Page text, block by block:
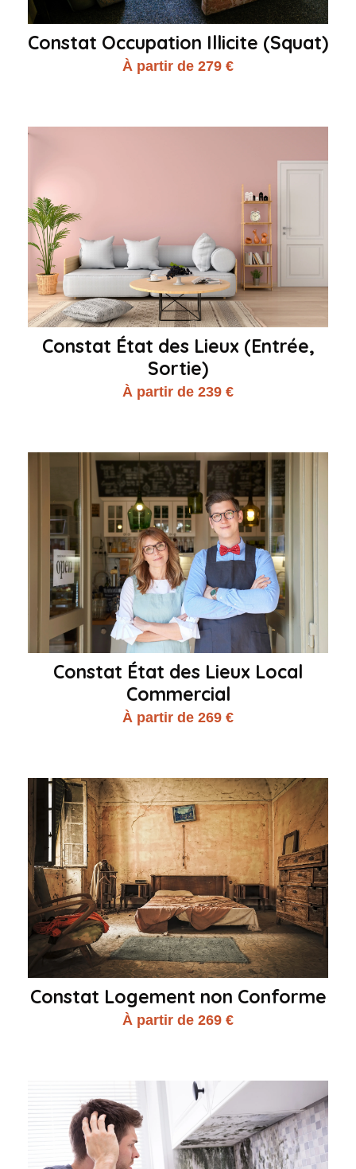
Constat Occupation Illicite (Squat)
À partir de 279 €
Constat État des Lieux (Entrée,
Sortie)
À partir de 239 €
Constat État des Lieux Local
Commercial
À partir de 269 €
Constat Logement non Conforme
À partir de 269 €